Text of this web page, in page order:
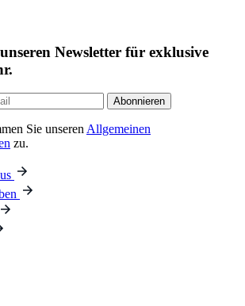
Newsletter für exklusive
Abonnieren
Sie unseren Allgemeinen
zu.